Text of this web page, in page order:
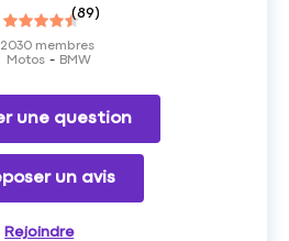
(89)
Motos BMW
2030 membres
une question
un avis
Rejoindre